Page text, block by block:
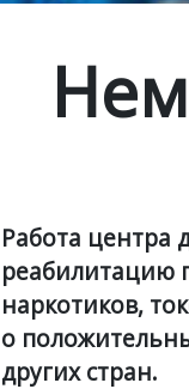
Работа центра
реабилитацию
наркотиков,
о
других стран.